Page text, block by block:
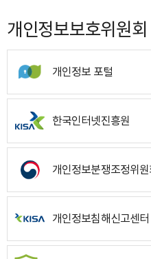
개인정보보호위원
개인정보 포털
한국인터넷진흥원
개인정보분쟁조정위원
개인정보침해신고센터